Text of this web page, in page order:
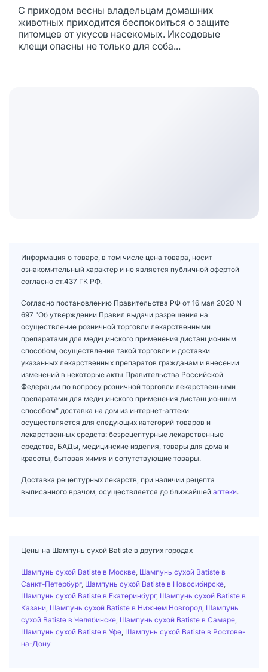
С приходом весны владельцам домашних
животных приходится беспокоиться о защите
питомцев от укусов насекомых. Иксодовые
клещи опасны не только для соба...
Информация о товаре, в том числе цена товара, носит
ознакомительный характер и не является публичной офертой
согласно ст.437 ГК РФ.
Согласно постановлению Правительства РФ от 16 мая 2020 N
697 "Об утверждении Правил выдачи разрешения на
осуществление розничной торговли лекарственными
препаратами для медицинского применения дистанционным
способом, осуществления такой торговли и доставки
указанных лекарственных препаратов гражданам и внесении
изменений в некоторые акты Правительства Российской
Федерации по вопросу розничной торговли лекарственными
препаратами для медицинского применения дистанционным
способом" доставка на дом из интернет-аптеки
осуществляется для следующих категорий товаров и
лекарственных средств: безрецептурные лекарственные
средства, БАДы, медицинские изделия, товары для дома и
красоты, бытовая химия и сопутствующие товары.
Доставка рецептурных лекарств, при наличии рецепта
выписанного врачом, осуществляется до ближайшей аптеки.
Цены на Шампунь сухой Batiste в других городах
Шампунь сухой Batiste в Москве Шампунь сухой Batiste в
Санкт-Петербург, Шампунь сухой Batiste в Новосибирске
Шампунь сухой Batiste в Екатеринбург, Шампунь сухой Batiste в
Казани Шампунь сухой Batiste в Нижнем Новгород Шампунь
сухой Batiste в Челябинске Шампунь сухой Batiste в Самаре
Шампунь сухой Batiste в Уфе Шампунь сухой Batiste в Ростове-
на-Дону